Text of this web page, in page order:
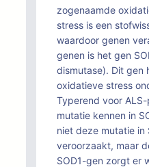
zogenaamde
stress is een
waardoor genen
genen is het gen
dismutase). Dit gen
oxidatieve stress
Typerend voor
mutatie kennen in
niet deze mutatie in
veroorzaakt, maar
SOD1-gen zorgt er